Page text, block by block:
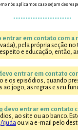
nós aplicamos caso sejam
••••••••••••••••••••••••
entrar em contato com a
pela própria seção no
e educação, então,
entrar em contato
e os episódios, quando
ao jogo, as regras e seu
devo entrar em contato
ao site ou ao banco.
Ajuda ou via e-mail pelo